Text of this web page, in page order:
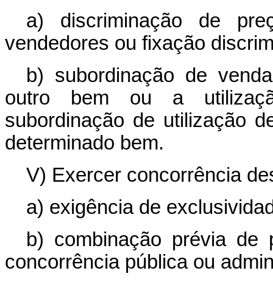
a) discriminação de
vendedores ou fixação
b) subordinação de
outro bem ou a
subordinação de utilização
determinado bem.
V) Exercer concorrência
a) exigência de
b) combinação prévia
concorrência pública ou